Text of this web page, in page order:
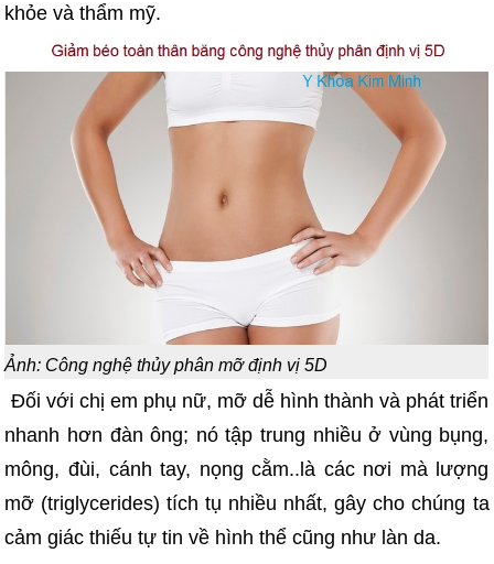
khỏe và thẩm mỹ.
Ảnh: Công nghệ thủy phân mỡ định vị 5D
Đối với chị em phụ nữ, mỡ dễ hình thành và phát triển
nhanh hơn đàn ông; nó tập trung nhiều ở vùng bụng,
mông, đùi, cánh tay, nọng cằm..là các nơi mà lượng
mỡ (triglycerides) tích tụ nhiều nhất, gây cho chúng ta
cảm giác thiếu tự tin về hình thể cũng như làn da.